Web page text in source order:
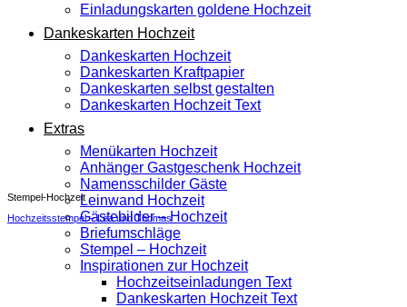
Einladungskarten goldene Hochzeit
Dankeskarten Hochzeit
Dankeskarten Hochzeit
Dankeskarten Kraftpapier
Dankeskarten selbst gestalten
Dankeskarten Hochzeit Text
Extras
Menükarten Hochzeit
Anhänger Gastgeschenk Hochzeit
Namensschilder Gäste
Leinwand Hochzeit
Gästebilder – Hochzeit
Briefumschläge
Stempel – Hochzeit
Inspirationen zur Hochzeit
Hochzeitseinladungen Text
Dankeskarten Hochzeit Text
Stempel-Hochzeit
Hochzeitsstempel – Lea und Thomas